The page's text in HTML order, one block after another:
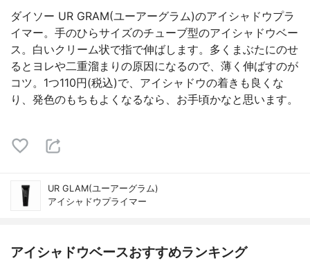
ダイソー UR GRAM(ユーアーグラム)のアイシャドウプラ
イマー。手のひらサイズのチューブ型のアイシャドウベー
ス。白いクリーム状で指で伸ばします。多くまぶたにのせ
るとヨレや二重溜まりの原因になるので、薄く伸ばすのが
コツ。1つ110円(税込)で、アイシャドウの着きも良くな
り、発色のもちもよくなるなら、お手頃かなと思います。
UR GLAM(ユーアーグラム)
アイシャドウプライマー
アイシャドウベースおすすめランキング